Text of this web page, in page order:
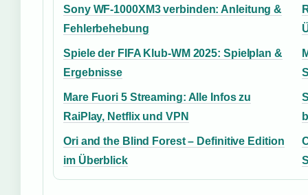
Sony WF-1000XM3 verbinden: Anleitung &
Fehlerbehebung
Spiele der FIFA Klub-WM 2025: Spielplan &
Ergebnisse
Mare Fuori 5 Streaming: Alle Infos zu
RaiPlay, Netflix und VPN
Ori and the Blind Forest – Definitive Edition
im Überblick